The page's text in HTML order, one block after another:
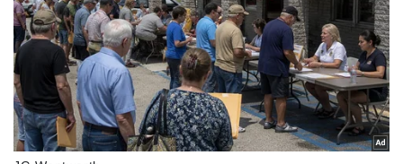
Thể thao
Ô tô - Xe máy